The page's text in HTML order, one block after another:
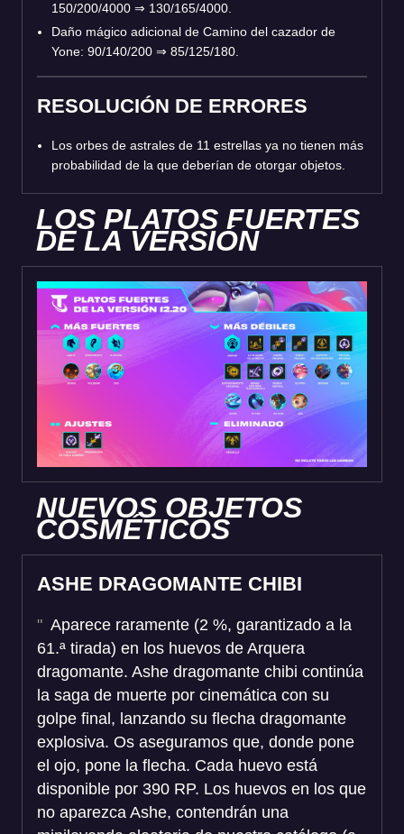
150/200/4000 ⇒ 130/165/4000.
Daño mágico adicional de Camino del cazador de
Yone: 90/140/200 ⇒ 85/125/180.
RESOLUCIÓN DE ERRORES
Los orbes de astrales de 11 estrellas ya no tienen más
probabilidad de la que deberían de otorgar objetos.
LOS PLATOS FUERTES
DE LA VERSIÓN
NUEVOS OBJETOS
COSMÉTICOS
ASHE DRAGOMANTE CHIBI
Aparece raramente (2 %, garantizado a la
61.ª tirada) en los huevos de Arquera
dragomante. Ashe dragomante chibi continúa
la saga de muerte por cinemática con su
golpe final, lanzando su flecha dragomante
explosiva. Os aseguramos que, donde pone
el ojo, pone la flecha. Cada huevo está
disponible por 390 RP. Los huevos en los que
no aparezca Ashe, contendrán una